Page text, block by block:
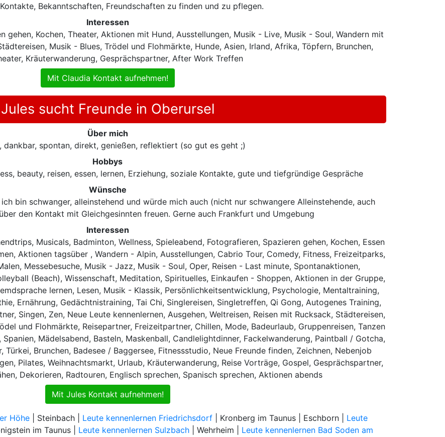
Bekanntschaften, Freundschaften zu finden und zu pflegen.
Interessen
gehen, Kochen, Theater, Aktionen mit Hund, Ausstellungen, Musik - Live, Musik - Soul, Wandern mit
Musik - Blues, Trödel und Flohmärkte, Hunde, Asien, Irland, Afrika, Töpfern, Brunchen,
Kräuterwanderung, Gesprächspartner, After Work Treffen
Mit Claudia Kontakt aufnehmen!
Jules sucht Freunde in Oberursel
Über mich
dankbar, spontan, direkt, genießen, reflektiert (so gut es geht ;)
Hobbys
beauty, reisen, essen, lernen, Erziehung, soziale Kontakte, gute und tiefgründige Gespräche
Wünsche
bin schwanger, alleinstehend und würde mich auch (nicht nur schwangere Alleinstehende, auch
den Kontakt mit Gleichgesinnten freuen. Gerne auch Frankfurt und Umgebung
Interessen
Musicals, Badminton, Wellness, Spieleabend, Fotografieren, Spazieren gehen, Kochen, Essen
Aktionen tagsüber , Wandern - Alpin, Ausstellungen, Cabrio Tour, Comedy, Fitness, Freizeitparks,
Messebesuche, Musik - Jazz, Musik - Soul, Oper, Reisen - Last minute, Spontanaktionen,
(Beach), Wissenschaft, Meditation, Spirituelles, Einkaufen - Shoppen, Aktionen in der Gruppe,
lernen, Lesen, Musik - Klassik, Persönlichkeitsentwicklung, Psychologie, Mentaltraining,
Ernährung, Gedächtnistraining, Tai Chi, Singlereisen, Singletreffen, Qi Gong, Autogenes Training,
Singen, Zen, Neue Leute kennenlernen, Ausgehen, Weltreisen, Reisen mit Rucksack, Städtereisen,
und Flohmärkte, Reisepartner, Freizeitpartner, Chillen, Mode, Badeurlaub, Gruppenreisen, Tanzen
Mädelsabend, Basteln, Maskenball, Candlelightdinner, Fackelwanderung, Paintball / Gotcha,
Türkei, Brunchen, Badesee / Baggersee, Fitnessstudio, Neue Freunde finden, Zeichnen, Nebenjob
Pilates, Weihnachtsmarkt, Urlaub, Kräuterwanderung, Reise Vorträge, Gospel, Gesprächspartner,
Dekorieren, Radtouren, Englisch sprechen, Spanisch sprechen, Aktionen abends
Mit Jules Kontakt aufnehmen!
Höhe| Steinbach | Leute kennenlernen Friedrichsdorf| Kronberg im Taunus | Eschborn | Leute
im Taunus | Leute kennenlernen Sulzbach | Wehrheim | Leute kennenlernen Bad Soden am